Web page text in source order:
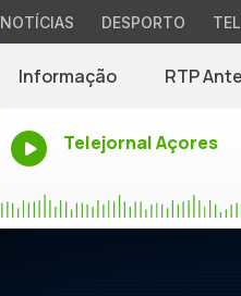
NOTÍCIAS DESPORTO
Informação RTP
Telejornal Açores